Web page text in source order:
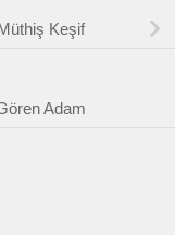
Keşif
Adam